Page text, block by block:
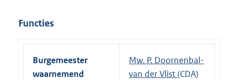
Functies
Burgemeester
waarnemend
Mw. P. Doornenbal-
van der Vlist(CDA)